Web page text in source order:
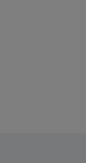
je favorieten